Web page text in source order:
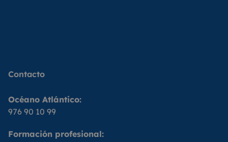
Contacto
Océano Atlántico:
976 90 10 99
Formación profesional: